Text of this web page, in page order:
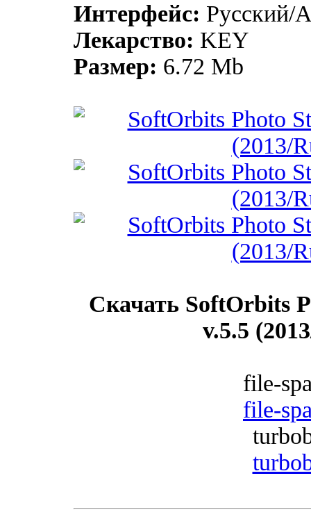
Интерфейс: Русский/
Лекарство: KEY
Размер: 6.72 Mb
Скачать SoftOrbits
v.5.5
file-
file-